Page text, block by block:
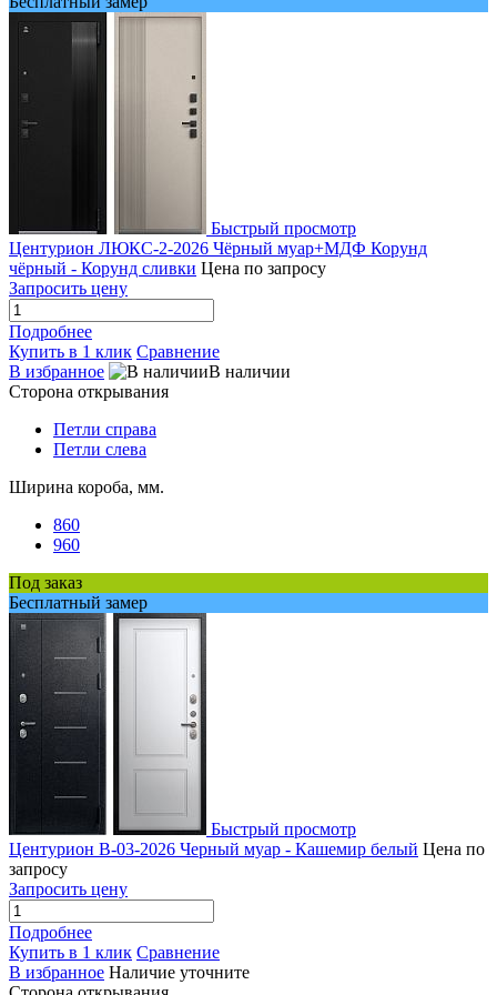
Быстрый просмотр
Центурион ЛЮКС-2-2026 Чёрный муар+МДФ Корунд
чёрный - Корунд сливки Цена по запросу
Запросить цену
Подробнее
Купить в 1 клик Сравнение
В избранное
В наличии
Сторона открывания
Петли справа
Петли слева
Ширина короба, мм.
860
960
Под заказ
Бесплатный замер
Быстрый просмотр
Центурион В-03-2026 Черный муар - Кашемир белый Цена по
запросу
Запросить цену
Подробнее
Купить в 1 клик Сравнение
В избранное Наличие уточните